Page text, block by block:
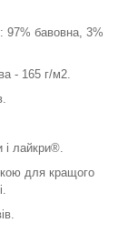
97% бавовна, 3%
- 165 г/м2.
і лайкри®.
для кращого